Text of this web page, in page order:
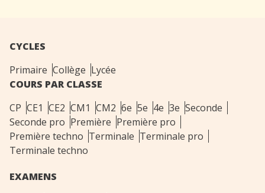
CYCLES
Primaire Collège Lycée
COURS PAR CLASSE
CP CE1 CE2 CM1 CM2 6e 5e 4e 3e Seconde
Seconde pro Première Première pro
Première techno Terminale Terminale pro
Terminale techno
EXAMENS